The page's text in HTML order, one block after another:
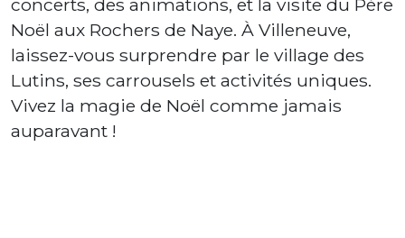
concerts, des animations, et la visite du Père
Noël aux Rochers de Naye. À Villeneuve,
laissez-vous surprendre par le village des
Lutins, ses carrousels et activités uniques.
Vivez la magie de Noël comme jamais
auparavant !